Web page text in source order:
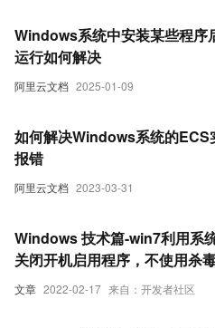
阿里云文档 2025-01-09
Windows系统中安装某些程
运行如何解决
阿里云文档 2023-03-31
如何解决Windows系统的
报错
文章 2022-02-17 来自：开发者社区
Windows 技术篇-win7利用系
关闭开机启用程序，不使用杀
开机启动项